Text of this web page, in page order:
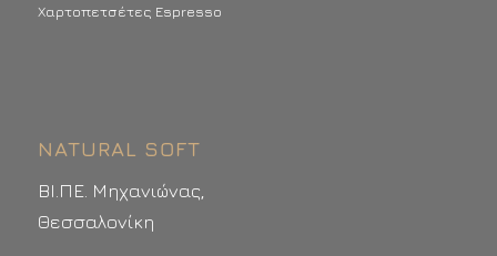
Χαρτοπετσέτες Espresso
NATURAL SOFT
ΒΙ.ΠΕ. Μηχανιώνας,
Θεσσαλονίκη